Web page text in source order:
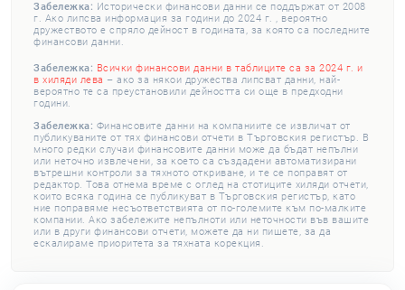
Забележка: Исторически финансови данни се поддържат от 2008
г. Ако липсва информация за години до 2024 г. , вероятно
дружеството е спряло дейност в годината, за която са последните
финансови данни.
Забележка: Всички финансови данни в таблиците са за 2024 г. и
в хиляди лева – ако за някои дружества липсват данни, най-
вероятно те са преустановили дейността си още в предходни
години.
Забележка: Финансовите данни на компаниите се извличат от
публикуваните от тях финансови отчети в Търговския регистър. В
много редки случаи финансовите данни може да бъдат непълни
или неточно извлечени, за което са създадени автоматизирани
вътрешни контроли за тяхното откриване, и те се поправят от
редактор. Това отнема време с оглед на стотиците хиляди отчети,
които всяка година се публикуват в Търговския регистър, като
ние поправяме несъответствията от по-големите към по-малките
компании. Ако забележите непълноти или неточности във вашите
или в други финансови отчети, можете да ни пишете, за да
ескалираме приоритета за тяхната корекция.